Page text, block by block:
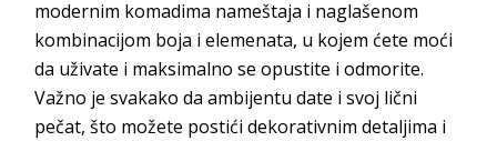
modernim komadima nameštaja i naglašenom
kombinacijom boja i elemenata, u kojem ćete moći
da uživate i maksimalno se opustite i odmorite.
Važno je svakako da ambijentu date i svoj lični
pečat, što možete postići dekorativnim detaljima i